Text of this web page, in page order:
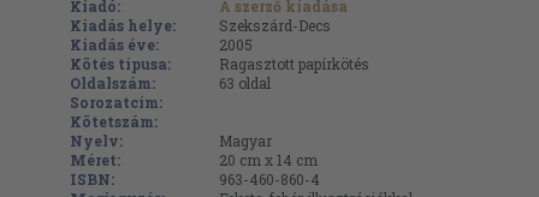
Kiadó:
A szerző kiadása
Kiadás helye:
Szekszárd-Decs
Kiadás éve:
2005
Kötés típusa:
Ragasztott papírkötés
Oldalszám:
63 oldal
Sorozatcím:
Kötetszám:
Nyelv:
Magyar
Méret:
20 cm x 14 cm
ISBN:
963-460-860-4